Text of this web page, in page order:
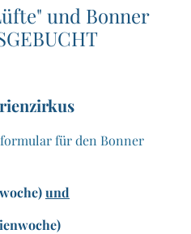
und Bonner
für den Bonner
und